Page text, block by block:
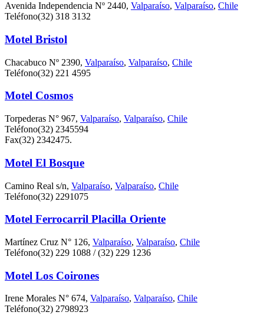
Avenida Independencia Nº 2440, Valparaíso, Valparaíso, Chile
Teléfono(32) 318 3132
Motel Bristol
Chacabuco Nº 2390, Valparaíso, Valparaíso, Chile
Teléfono(32) 221 4595
Motel Cosmos
Torpederas N° 967, Valparaíso, Valparaíso, Chile
Teléfono(32) 2345594
Fax(32) 2342475.
Motel El Bosque
Camino Real s/n, Valparaíso, Valparaíso, Chile
Teléfono(32) 2291075
Motel Ferrocarril Placilla Oriente
Martínez Cruz N° 126, Valparaíso, Valparaíso, Chile
Teléfono(32) 229 1088 / (32) 229 1236
Motel Los Coirones
Irene Morales N° 674, Valparaíso, Valparaíso, Chile
Teléfono(32) 2798923